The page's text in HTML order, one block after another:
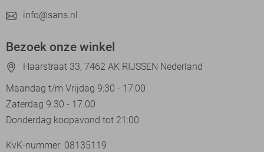
info@sans.nl
Bezoek onze winkel
Haarstraat 33, 7462 AK RIJSSEN Nederland
Maandag t/m Vrijdag 9:30 - 17:00
Zaterdag 9.30 - 17.00
Donderdag koopavond tot 21:00
KvK-nummer: 08135119